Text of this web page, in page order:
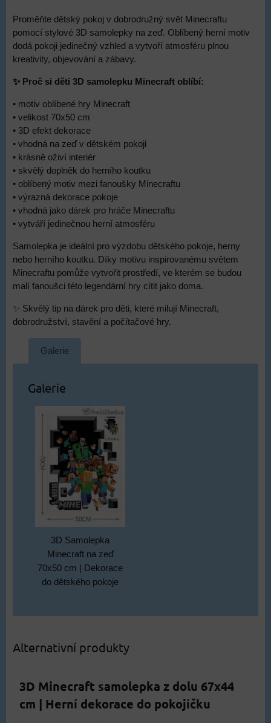
Proměňte dětský pokoj v dobrodružný svět Minecraftu
pomocí stylové 3D samolepky na zeď. Oblíbený herní motiv
dodá pokoji jedinečný vzhled a vytvoří atmosféru plnou
kreativity, objevování a zábavy.
✨ Proč si děti 3D samolepku Minecraft oblíbí:
• motiv oblíbené hry Minecraft
• velikost 70x50 cm
• 3D efekt dekorace
• vhodná na zeď v dětském pokoji
• krásně oživí interiér
• skvělý doplněk do herního koutku
• oblíbený motiv mezi fanoušky Minecraftu
• výrazná dekorace pokoje
• vhodná jako dárek pro hráče Minecraftu
• vytváří jedinečnou herní atmosféru
Samolepka je ideální pro výzdobu dětského pokoje, herny
nebo herního koutku. Díky motivu inspirovanému světem
Minecraftu pomůže vytvořit prostředí, ve kterém se budou
malí fanoušci této legendární hry cítit jako doma.
✨ Skvělý tip na dárek pro děti, které milují Minecraft,
dobrodružství, stavění a počítačové hry.
Galerie
Galerie
3D Samolepka
Minecraft na zeď
70x50 cm | Dekorace
do dětského pokoje
Alternativní produkty
3D Minecraft samolepka z dolu 67x44
cm | Herní dekorace do pokojíčku